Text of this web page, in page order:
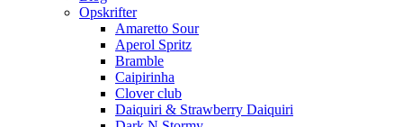
Opskrifter
Amaretto Sour
Aperol Spritz
Bramble
Caipirinha
Clover club
Daiquiri & Strawberry Daiquiri